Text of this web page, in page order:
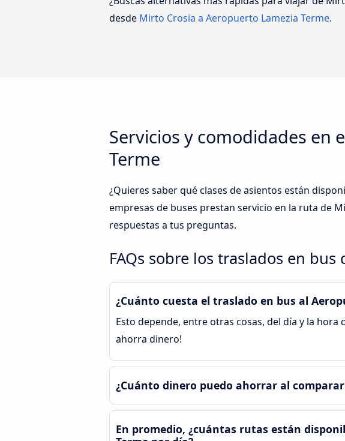
desde Mirto Crosia a Aeropuerto Lamezia Terme.
Servicios y comodidades en
Terme
¿Quieres saber qué clases de asientos están
empresas de buses prestan servicio en la ruta de
respuestas a tus preguntas.
FAQs sobre los traslados en
¿Cuánto cuesta el traslado en bus al
Esto depende, entre otras cosas, del día y la hora
ahorra dinero!
¿Cuánto dinero puedo ahorrar al
En promedio, ¿cuántas rutas están